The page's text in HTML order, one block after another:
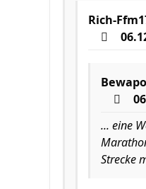
Rich-
Bewapo
... eine
Strecke